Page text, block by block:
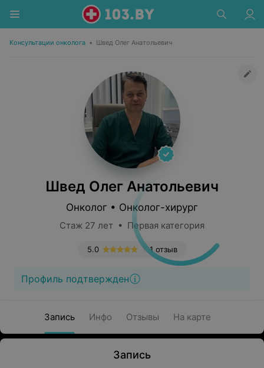
Консультации онколога • Швед Олег Анатольевич
Швед Олег Анатольевич
Онколог • Онколог-хирург
Стаж 27 лет • Первая категория
1 отзыв
5.0
Профиль подтвержден
Запись Инфо Отзывы На карте
Запись